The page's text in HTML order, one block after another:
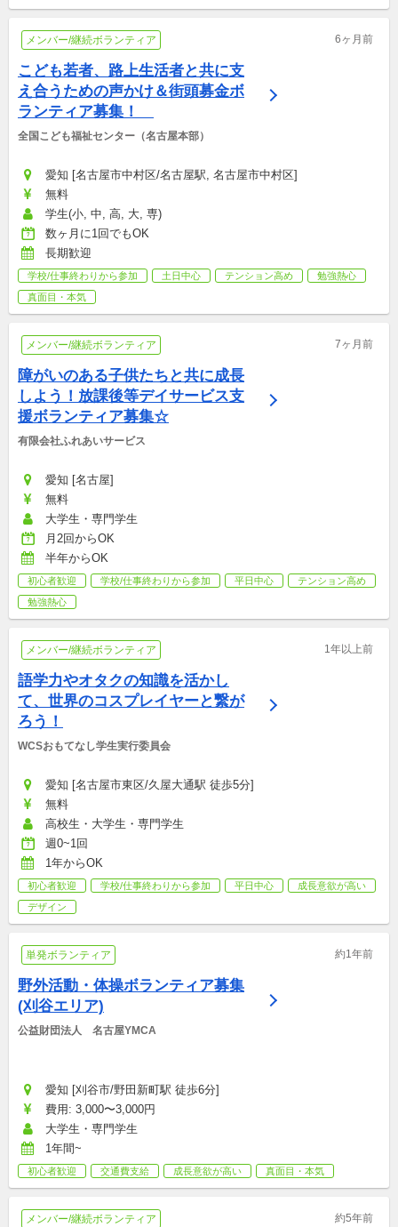
メンバー/継続ボランティア 6ヶ月前
こども若者、路上生活者と共に支
え合うための声かけ＆街頭募金ボ
ランティア募集！
全国こども福祉センター（名古屋本部）
愛知 [名古屋市中村区/名古屋駅, 名古屋市中村区]
無料
学生(小, 中, 高, 大, 専)
数ヶ月に1回でもOK
長期歓迎
学校/仕事終わりから参加 土日中心 テンション高め
勉強熱心
真面目・本気
メンバー/継続ボランティア 7ヶ月前
障がいのある子供たちと共に成長
しよう！放課後等デイサービス支
援ボランティア募集☆
有限会社ふれあいサービス
愛知 [名古屋]
無料
大学生・専門学生
月2回からOK
半年からOK
初心者歓迎 学校/仕事終わりから参加 平日中心
テンション高め
勉強熱心
メンバー/継続ボランティア 1年以上前
語学力やオタクの知識を活かし
て、世界のコスプレイヤーと繋が
ろう！
WCSおもてなし学生実行委員会
愛知 [名古屋市東区/久屋大通駅 徒歩5分]
無料
高校生・大学生・専門学生
週0~1回
1年からOK
初心者歓迎 学校/仕事終わりから参加 平日中心
成長意欲が高い
デザイン
単発ボランティア 約1年前
野外活動・体操ボランティア募集
(刈谷エリア)
公益財団法人　名古屋YMCA
愛知 [刈谷市/野田新町駅 徒歩6分]
費用: 3,000〜3,000円
大学生・専門学生
1年間~
初心者歓迎 交通費支給 成長意欲が高い 真面目・本気
メンバー/継続ボランティア 約5年前